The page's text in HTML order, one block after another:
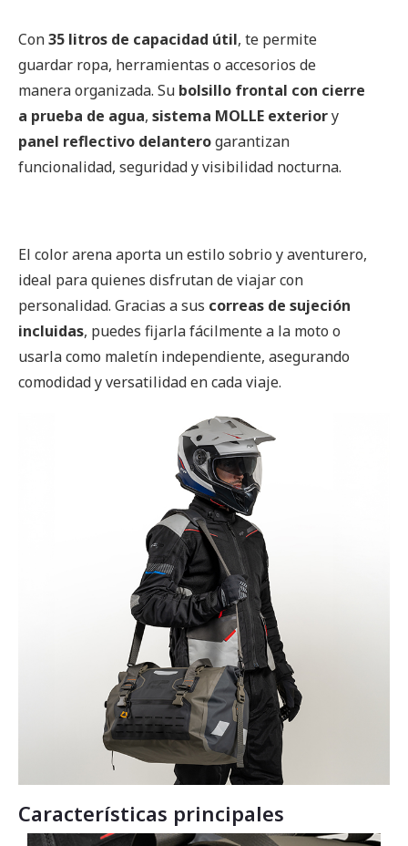
Con35 litros de capacidad útil, te permite
guardar ropa, herramientas o accesorios de
manera organizada. Su bolsillo frontal con cierre
a prueba de agua, sistema MOLLE exteriory
panel reflectivo delanterogarantizan
funcionalidad, seguridad y visibilidad nocturna.
El color arena aporta un estilo sobrio y aventurero,
ideal para quienes disfrutan de viajar con
personalidad. Gracias a sus correas de sujeción
incluidas, puedes fijarla fácilmente a la moto o
usarla como maletín independiente, asegurando
comodidad y versatilidad en cada viaje.
Características principales